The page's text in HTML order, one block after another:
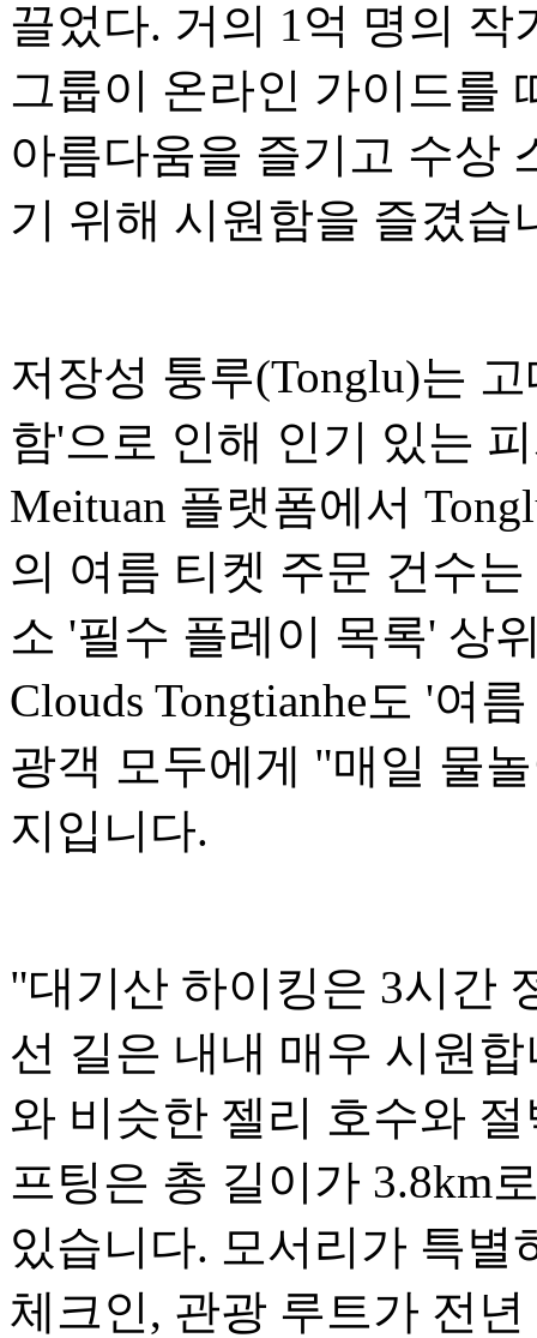
끌었다. 거의 1억 명의
그룹이 온라인 가이드를
아름다움을 즐기고 수상
기 위해 시원함을 즐겼습
저장성 퉁루(Tonglu)는
함'으로 인해 인기 있는
Meituan 플랫폼에서
의 여름 티켓 주문 건수
소 '필수 플레이 목록' 상
Clouds Tongtianhe도 '여
광객 모두에게 "매일 물
지입니다.
"대기산 하이킹은 3시간
선 길은 내내 매우 시원
와 비슷한 젤리 호수와
프팅은 총 길이가 3.8km
있습니다. 모서리가 특
체크인, 관광 루트가 전